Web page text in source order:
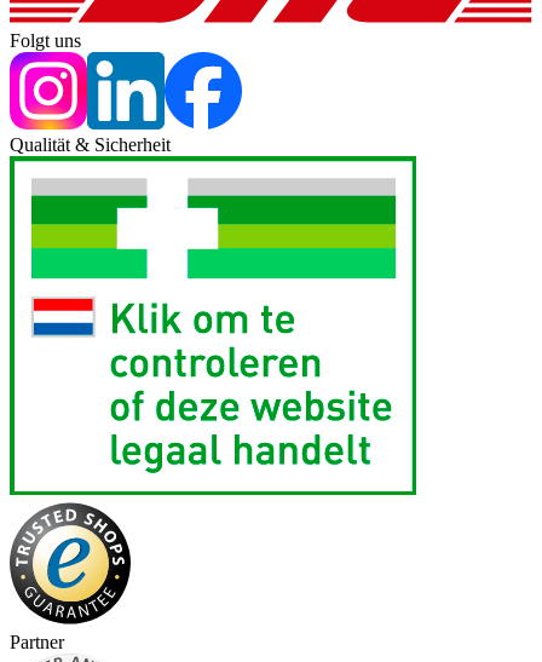
Folgt uns
Qualität & Sicherheit
Partner